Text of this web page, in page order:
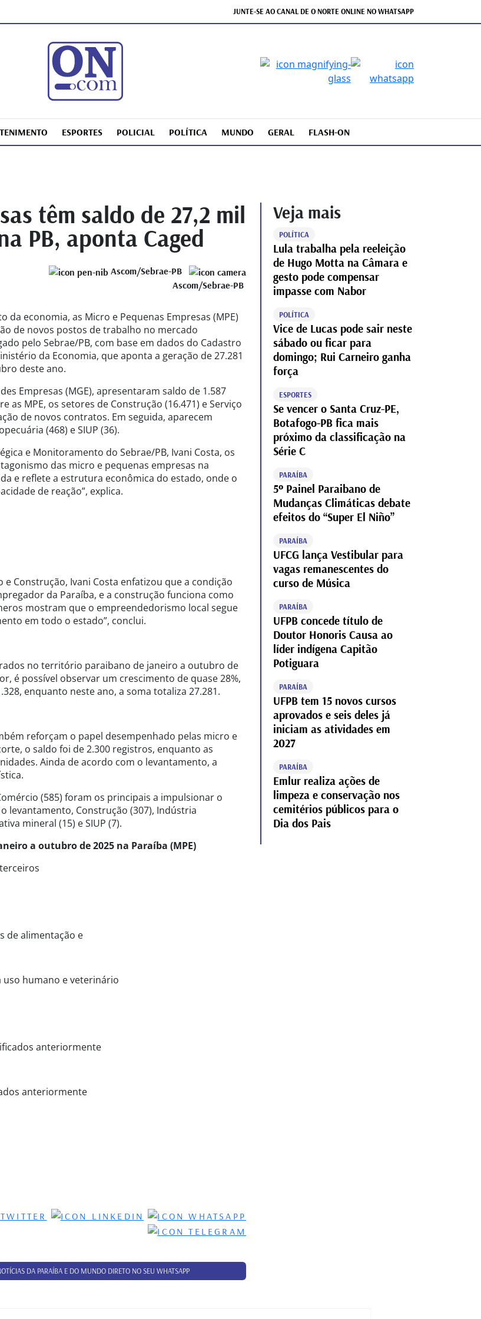
JUNTE-SE AO CANAL DE O NORTE ONLINE NO WHATSAPP
ESPORTES POLICIAL POLÍTICA MUNDO GERAL FLASH-ON
têm saldo de 27,2 mil
PB, aponta Caged
Ascom/Sebrae-PB
Ascom/Sebrae-PB
economia, as Micro e Pequenas Empresas (MPE)
de novos postos de trabalho no mercado
pelo Sebrae/PB, com base em dados do Cadastro
da Economia, que aponta a geração de 27.281
deste ano.
Empresas (MGE), apresentaram saldo de 1.587
as MPE, os setores de Construção (16.471) e Serviço
de novos contratos. Em seguida, aparecem
(468) e SIUP (36).
e Monitoramento do Sebrae/PB, Ivani Costa, os
das micro e pequenas empresas na
e reflete a estrutura econômica do estado, onde o
de reação”, explica.
Construção, Ivani Costa enfatizou que a condição
da Paraíba, e a construção funciona como
mostram que o empreendedorismo local segue
em todo o estado”, conclui.
no território paraibano de janeiro a outubro de
é possível observar um crescimento de quase 28%,
enquanto neste ano, a soma totaliza 27.281.
reforçam o papel desempenhado pelas micro e
o saldo foi de 2.300 registros, enquanto as
Ainda de acordo com o levantamento, a
(585) foram os principais a impulsionar o
levantamento, Construção (307), Indústria
mineral (15) e SIUP (7).
a outubro de 2025 na Paraíba (MPE)
de alimentação e
humano e veterinário
anteriormente
anteriormente
DA PARAÍBA E DO MUNDO DIRETO NO SEU WHATSAPP
Veja mais
POLÍTICA
Lula trabalha pela reeleição
de Hugo Motta na Câmara e
gesto pode compensar
impasse com Nabor
POLÍTICA
Vice de Lucas pode sair neste
sábado ou ficar para
domingo; Rui Carneiro ganha
força
ESPORTES
Se vencer o Santa Cruz-PE,
Botafogo-PB fica mais
próximo da classificação na
Série C
PARAÍBA
5º Painel Paraibano de
Mudanças Climáticas debate
efeitos do “Super El Niño”
PARAÍBA
UFCG lança Vestibular para
vagas remanescentes do
curso de Música
PARAÍBA
UFPB concede título de
Doutor Honoris Causa ao
líder indígena Capitão
Potiguara
PARAÍBA
UFPB tem 15 novos cursos
aprovados e seis deles já
iniciam as atividades em
2027
PARAÍBA
Emlur realiza ações de
limpeza e conservação nos
cemitérios públicos para o
Dia dos Pais